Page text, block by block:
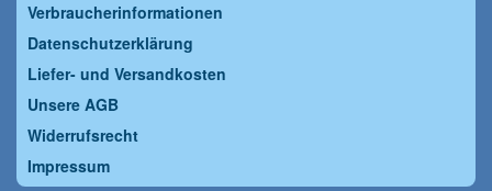
Verbraucherinformationen
Datenschutzerklärung
Liefer- und Versandkosten
Unsere AGB
Widerrufsrecht
Impressum